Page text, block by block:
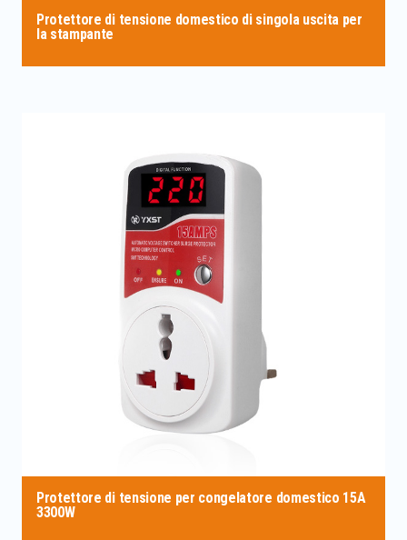
Protettore di tensione domestico di singola uscita per
la stampante
Protettore di tensione per congelatore domestico 15A
3300W